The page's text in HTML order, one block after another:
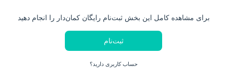
برای مشاهده کامل این بخش ثبت‌نام رایگان کمان‌دار را انجام دهید
ثبت‌نام
حساب کاربری دارید؟